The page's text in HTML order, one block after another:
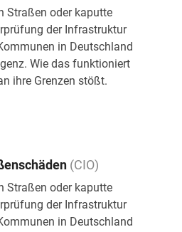
Straßen oder kaputte
der Infrastruktur
in Deutschland
Wie das funktioniert
ihre Grenzen stößt.
(CIO)
Straßen oder kaputte
der Infrastruktur
in Deutschland